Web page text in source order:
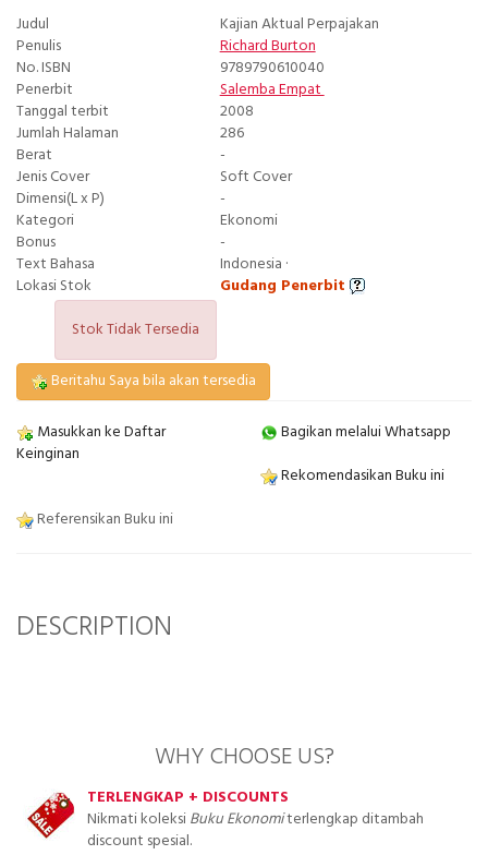
Judul
Kajian Aktual Perpajakan
Penulis
Richard Burton
No. ISBN
9789790610040
Penerbit
Salemba Empat
Tanggal terbit
2008
Jumlah Halaman
286
Berat
-
Jenis Cover
Soft Cover
Dimensi(L x P)
-
Kategori
Ekonomi
Bonus
-
Text Bahasa
Indonesia ·
Lokasi Stok
Gudang Penerbit
Stok Tidak Tersedia
Beritahu Saya bila akan tersedia
Masukkan ke Daftar
Keinginan
Bagikan melalui Whatsapp
Rekomendasikan Buku ini
Referensikan Buku ini
DESCRIPTION
WHY CHOOSE US?
TERLENGKAP + DISCOUNTS
Nikmati koleksiBuku Ekonomiterlengkap ditambah
discount spesial.